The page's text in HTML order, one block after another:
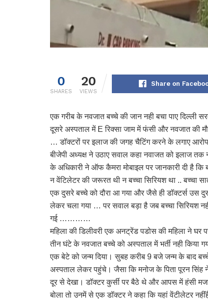
0
SHARES
20
VIEWS
Share on
एक गरीब के नवजात बच्चे की जान नही बचा पाए
दूसरे अस्पताल में E रिक्सा जाम में फंसी और नवजात की
… डॉक्टरों पर इलाज की जगह चैटिंग करने के लगाए
बीजेपी अध्यक्ष ने उठाए सवाल कहा नवाजत को इलाज
के अधिकारी ने ऑफ कैमरा मोबाइल पर जानकारी दी है
न वेंटिलेटर की जरूरत थी न बच्चा सिरियश था .. बच्चा
एक दुसरे बच्चे को दौरा आ गया और जैसे ही डॉक्टर्स उस
लेकर चला गया … पर सवाल बड़ा है जब बच्चा सिरियश
गई …………
महिला की डिलीवरी एक अनट्रेंड पडोस की महिला ने घर
तीन घंटे के नवजात बच्चे को अस्पताल में भर्ती नही किया
एक बेटे को जन्म दिया। सुबह करीब 9 बजे जन्म के बाद
अस्पताल लेकर पहुंचे। जैसा कि मनोज के पिता पूरन सिंह
दूर से देखा। डॉक्टर कुर्सी पर बैठे थे और आपस में हंसी
बोला तो उनमें से एक डॉक्टर ने कहा कि यहां वेंटीलेटर